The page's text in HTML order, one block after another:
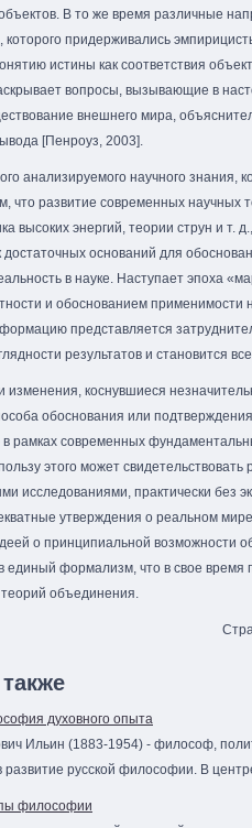
В то же время различные
которого придерживались
истины как соответствия
вопросы, вызывающие в
внешнего мира,
[Пенроуз, 2003].
анализируемого научного знания,
что развитие современных научных
высоких энергий, теории струн и
достаточных оснований для
в науке. Наступает эпоха
и обоснованием применимости
представляется
результатов и становится
изменения, коснувшиеся
обоснования или
в рамках современных
этого может
исследованиями, практически без
утверждения о реальном
о принципиальной
единый формализм, что в свое время
объединения.
духовного опыта
Ильин (1883-1954) - философ,
развитие русской философии. В
философии